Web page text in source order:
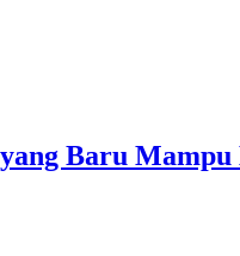
Baru